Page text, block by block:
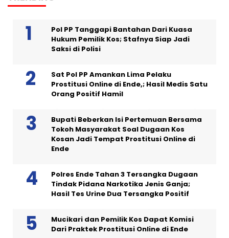
Pol PP Tanggapi Bantahan Dari Kuasa
Hukum Pemilik Kos; Stafnya Siap Jadi
Saksi di Polisi
Sat Pol PP Amankan Lima Pelaku
Prostitusi Online di Ende,; Hasil Medis Satu
Orang Positif Hamil
Bupati Beberkan Isi Pertemuan Bersama
Tokoh Masyarakat Soal Dugaan Kos
Kosan Jadi Tempat Prostitusi Online di
Ende
Polres Ende Tahan 3 Tersangka Dugaan
Tindak Pidana Narkotika Jenis Ganja;
Hasil Tes Urine Dua Tersangka Positif
Mucikari dan Pemilik Kos Dapat Komisi
Dari Praktek Prostitusi Online di Ende